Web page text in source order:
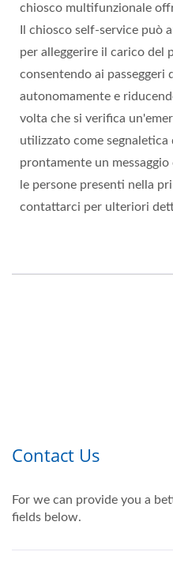
chiosco multifunzionale
Il chiosco self-service può
per alleggerire il carico del
consentendo ai passeggeri
autonomamente e
volta che si verifica
utilizzato come segnaletica
prontamente un
le persone presenti nella
contattarci per ulteriori